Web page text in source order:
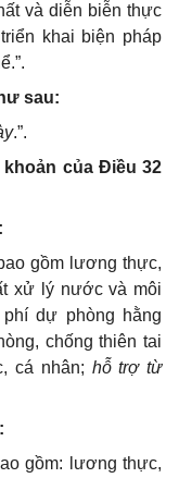
và diễn biễn thực
khai biện pháp
”.
sau:
.”.
của Điều 32
gồm lương thực,
xử lý nước và môi
dự phòng hằng
chống thiên tai
cá nhân; hỗ trợ từ
gồm: lương thực,